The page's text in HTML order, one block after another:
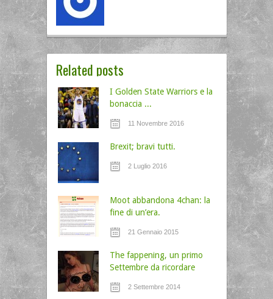
Related posts
I Golden State Warriors e la
bonaccia ...
11 Novembre 2016
Brexit; bravi tutti.
2 Luglio 2016
Moot abbandona 4chan: la
fine di un’era.
21 Gennaio 2015
The fappening, un primo
Settembre da ricordare
2 Settembre 2014